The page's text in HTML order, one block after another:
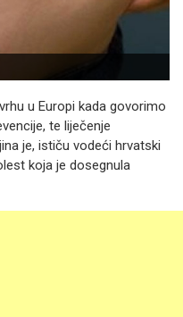
u Europi kada govorimo
te liječenje
je, ističu vodeći hrvatski
koja je dosegnula